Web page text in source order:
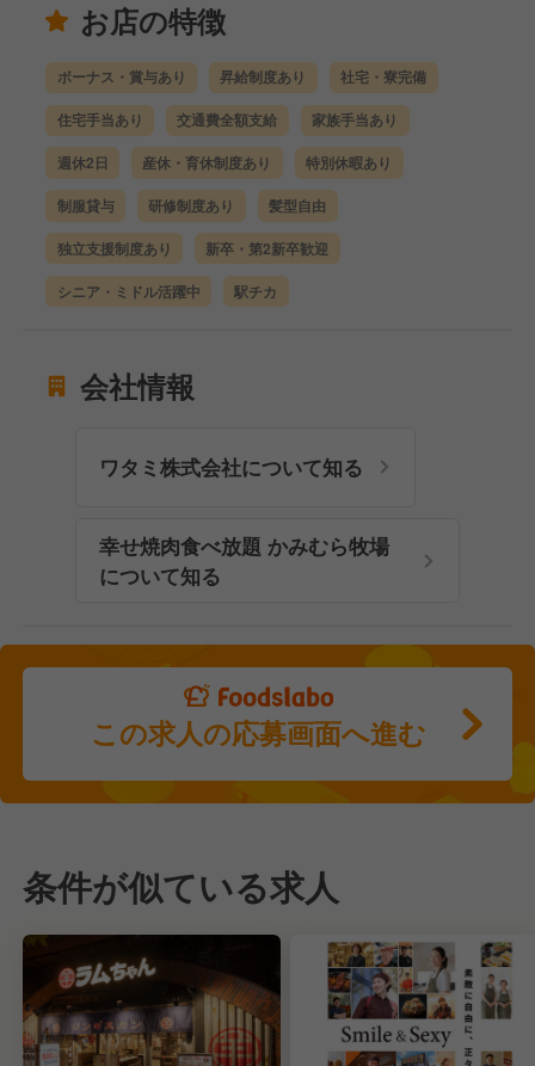
お店の特徴
ボーナス・賞与あり 昇給制度あり 社宅・寮完備
住宅手当あり 交通費全額支給 家族手当あり
週休2日 産休・育休制度あり 特別休暇あり
制服貸与 研修制度あり 髪型自由
独立支援制度あり 新卒・第2新卒歓迎
シニア・ミドル活躍中 駅チカ
会社情報
ワタミ株式会社について知る
幸せ焼肉食べ放題 かみむら牧場
について知る
この求人の応募画面へ進む
条件が似ている求人